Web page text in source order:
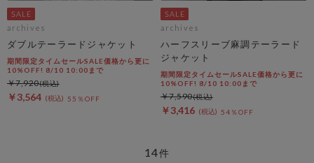
archives
ダブルテーラードジャケット
期間限定タイムセールSALE価格から更に
10%OFF! 8/10 10:00まで
￥3,564 55％OFF
￥7,920
archives
ハーフスリーブ麻調テーラード
ジャケット
期間限定タイムセールSALE価格から更に
10%OFF! 8/10 10:00まで
￥3,416 54％OFF
￥7,590
14件